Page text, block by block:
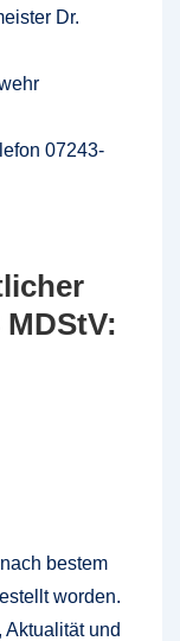
Dr.
07243-
bestem
worden.
und